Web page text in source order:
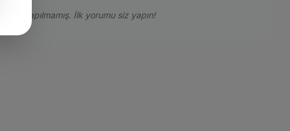
yapılmamış. İlk yorumu siz yapın!